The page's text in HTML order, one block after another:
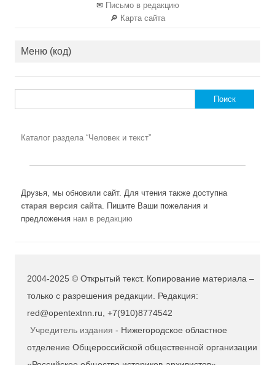
✉ Письмо в редакцию
🔎 Карта сайта
Меню (код)
Каталог раздела “Человек и текст”
Друзья, мы обновили сайт. Для чтения также доступна
старая версия сайта. Пишите Ваши пожелания и
предложения нам в редакцию
2004-2025 © Открытый текст. Копирование материала –
только с разрешения редакции. Редакция:
red@opentextnn.ru, +7(910)8774542
Учредитель издания - Нижегородское областное
отделение Общероссийской общественной организации